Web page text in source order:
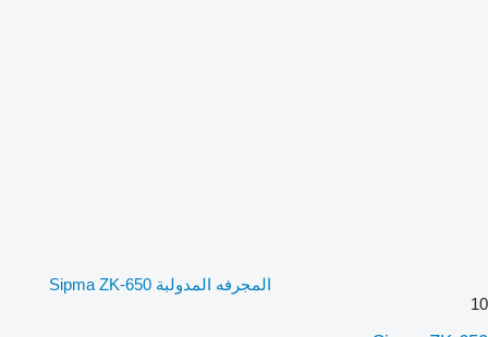
المجرفه المدولبة Sipma ZK-650
10